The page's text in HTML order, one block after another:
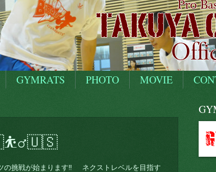
GYMRATS PHOTO MOVIE
の挑戦が始まります‼️ ネクストレベルを目指す